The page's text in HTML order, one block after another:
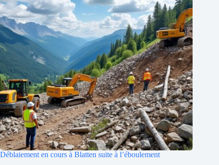
Déblaiement en cours à Blatten suite à l’éboulement